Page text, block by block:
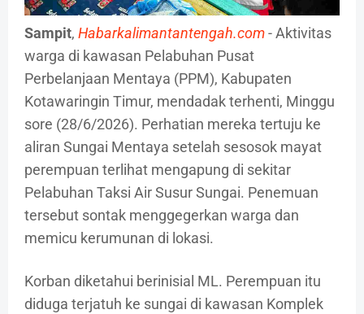
Sampit, Habarkalimantantengah.com- Aktivitas
warga di kawasan Pelabuhan Pusat
Perbelanjaan Mentaya (PPM), Kabupaten
Kotawaringin Timur, mendadak terhenti, Minggu
sore (28/6/2026). Perhatian mereka tertuju ke
aliran Sungai Mentaya setelah sesosok mayat
perempuan terlihat mengapung di sekitar
Pelabuhan Taksi Air Susur Sungai. Penemuan
tersebut sontak menggegerkan warga dan
memicu kerumunan di lokasi.
Korban diketahui berinisial ML. Perempuan itu
diduga terjatuh ke sungai di kawasan Komplek